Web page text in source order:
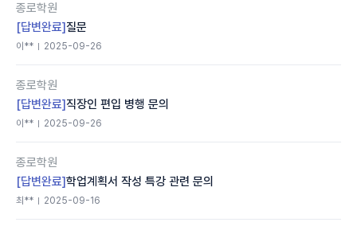
종로학원
[답변완료]질문
이** 2025-09-26
종로학원
[답변완료] 직장인 편입 병행 문의
이** 2025-09-26
종로학원
[답변완료]학업계획서 작성 특강 관련 문의
최** 2025-09-16